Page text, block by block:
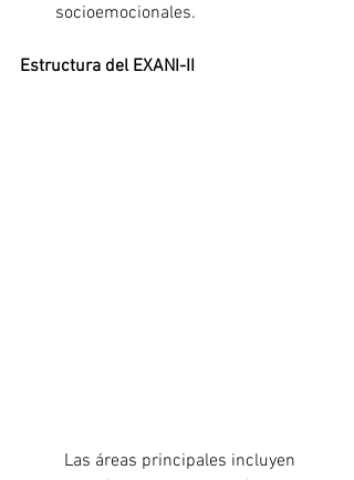
socioemocionales.
Estructura del EXANI-II